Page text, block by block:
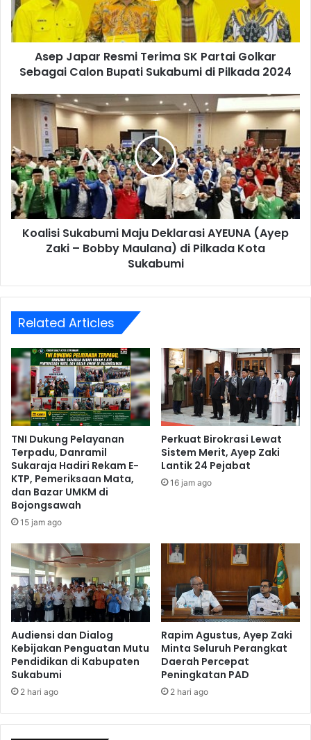
Asep Japar Resmi Terima SK Partai Golkar
Sebagai Calon Bupati Sukabumi di Pilkada 2024
Koalisi Sukabumi Maju Deklarasi AYEUNA (Ayep
Zaki – Bobby Maulana) di Pilkada Kota
Sukabumi
Related Articles
TNI Dukung Pelayanan
Terpadu, Danramil
Sukaraja Hadiri Rekam E-
KTP, Pemeriksaan Mata,
dan Bazar UMKM di
Bojongsawah
15 jam ago
Perkuat Birokrasi Lewat
Sistem Merit, Ayep Zaki
Lantik 24 Pejabat
16 jam ago
Audiensi dan Dialog
Kebijakan Penguatan Mutu
Pendidikan di Kabupaten
Sukabumi
2 hari ago
Rapim Agustus, Ayep Zaki
Minta Seluruh Perangkat
Daerah Percepat
Peningkatan PAD
2 hari ago